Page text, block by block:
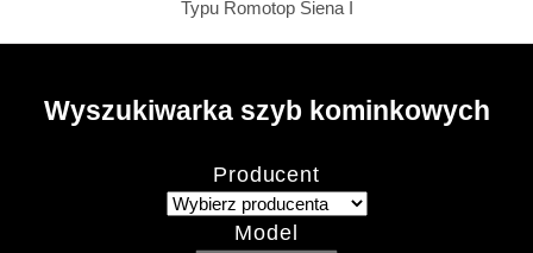
Typu Romotop Siena I
Wyszukiwarka szyb kominkowych
Producent
Model